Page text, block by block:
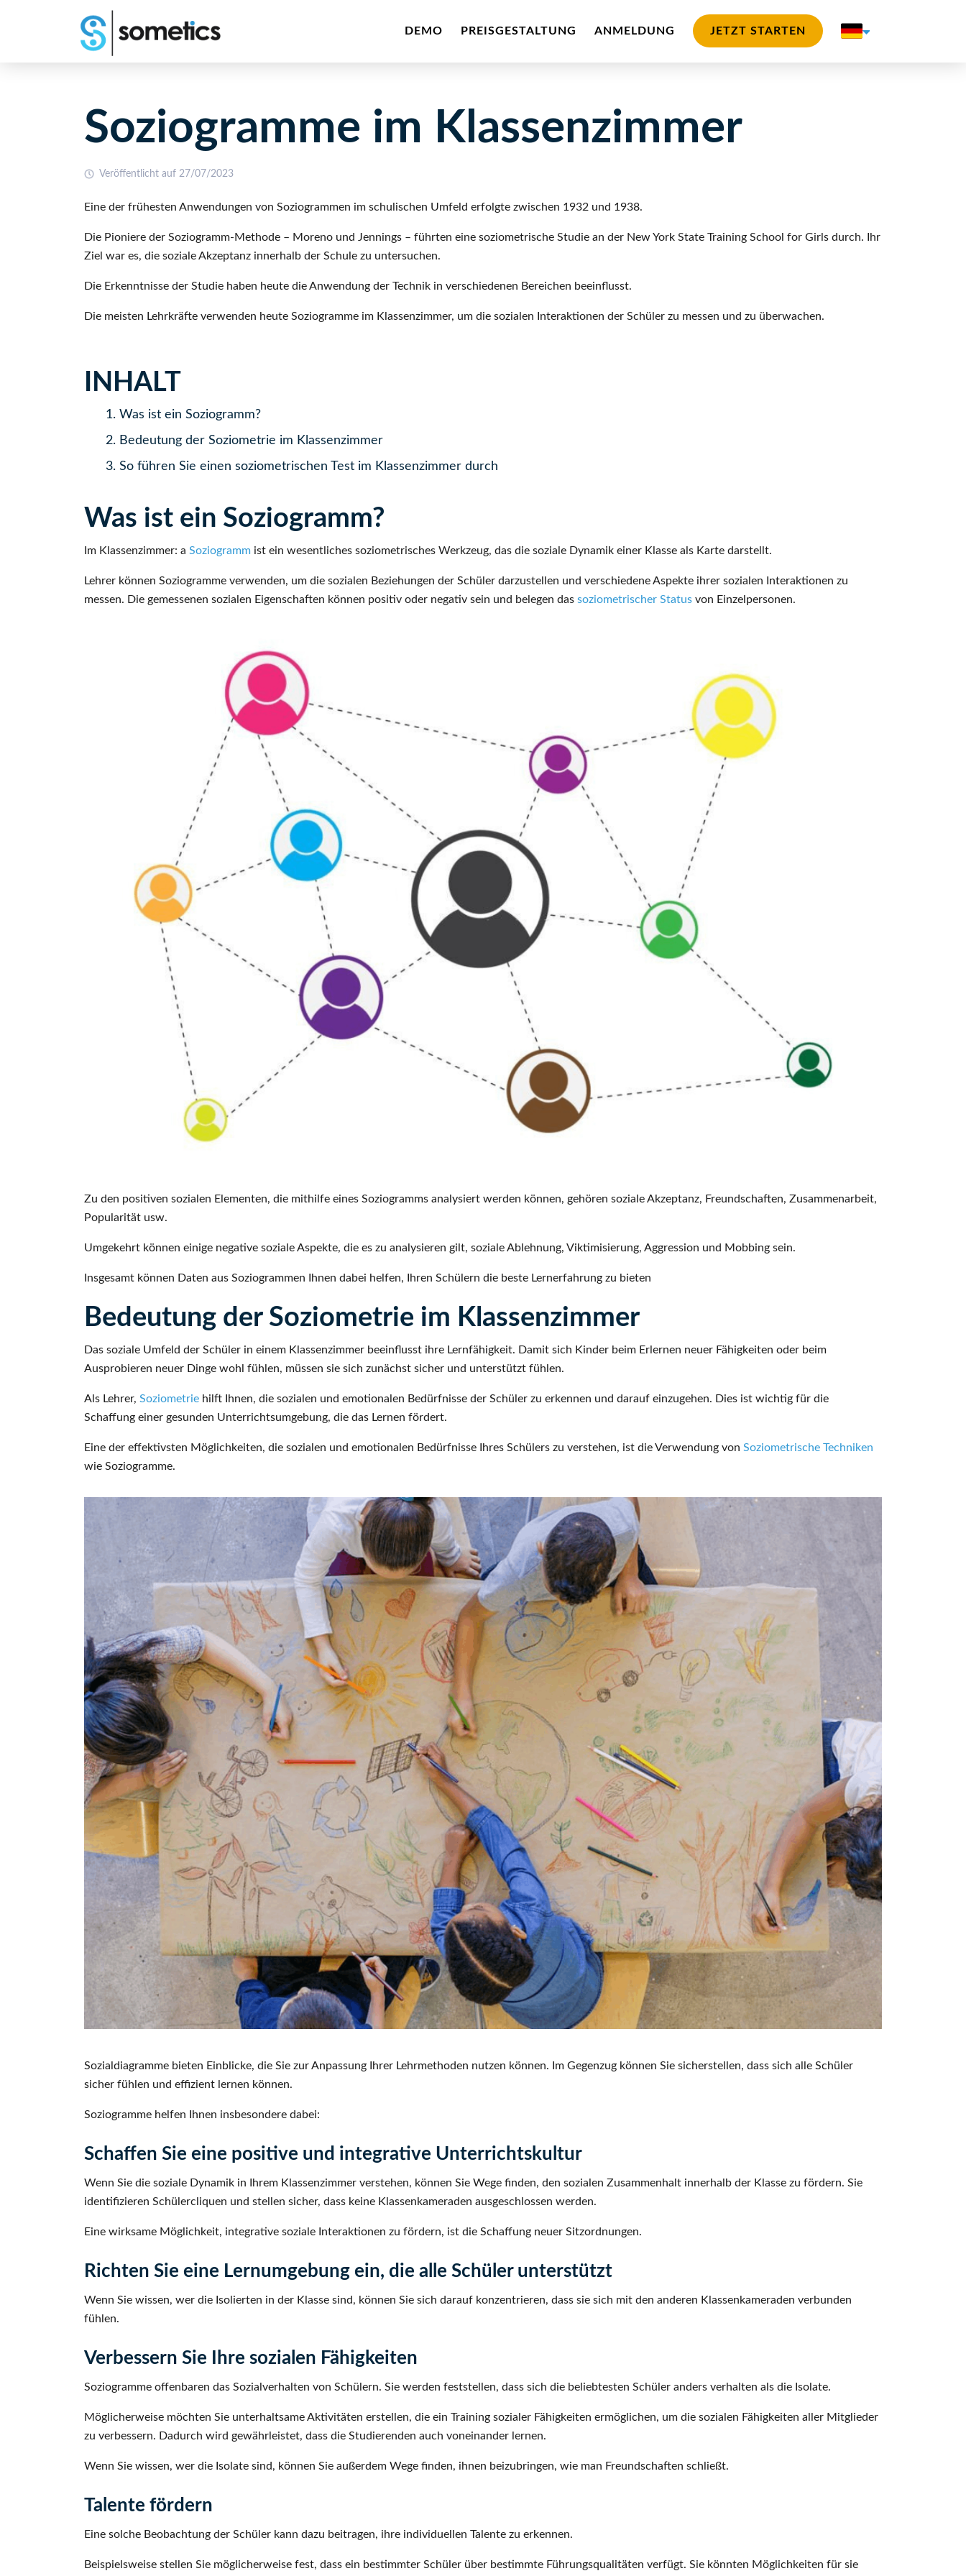
DEMO PREISGESTALTUNG ANMELDUNG JETZT STARTEN
Soziogramme im Klassenzimmer
Veröffentlicht auf 27/07/2023
Eine der frühesten Anwendungen von Soziogrammen im schulischen Umfeld erfolgte zwischen 1932 und 1938.
Die Pioniere der Soziogramm-Methode – Moreno und Jennings – führten eine soziometrische Studie an der New York State Training School for Girls durch. Ihr
Ziel war es, die soziale Akzeptanz innerhalb der Schule zu untersuchen.
Die Erkenntnisse der Studie haben heute die Anwendung der Technik in verschiedenen Bereichen beeinflusst.
Die meisten Lehrkräfte verwenden heute Soziogramme im Klassenzimmer, um die sozialen Interaktionen der Schüler zu messen und zu überwachen.
INHALT
1. Was ist ein Soziogramm?
2. Bedeutung der Soziometrie im Klassenzimmer
3. So führen Sie einen soziometrischen Test im Klassenzimmer durch
Was ist ein Soziogramm?
Im Klassenzimmer: a Soziogramm ist ein wesentliches soziometrisches Werkzeug, das die soziale Dynamik einer Klasse als Karte darstellt.
Lehrer können Soziogramme verwenden, um die sozialen Beziehungen der Schüler darzustellen und verschiedene Aspekte ihrer sozialen Interaktionen zu
messen. Die gemessenen sozialen Eigenschaften können positiv oder negativ sein und belegen das soziometrischer Status von Einzelpersonen.
Zu den positiven sozialen Elementen, die mithilfe eines Soziogramms analysiert werden können, gehören soziale Akzeptanz, Freundschaften, Zusammenarbeit,
Popularität usw.
Umgekehrt können einige negative soziale Aspekte, die es zu analysieren gilt, soziale Ablehnung, Viktimisierung, Aggression und Mobbing sein.
Insgesamt können Daten aus Soziogrammen Ihnen dabei helfen, Ihren Schülern die beste Lernerfahrung zu bieten
Bedeutung der Soziometrie im Klassenzimmer
Das soziale Umfeld der Schüler in einem Klassenzimmer beeinflusst ihre Lernfähigkeit. Damit sich Kinder beim Erlernen neuer Fähigkeiten oder beim
Ausprobieren neuer Dinge wohl fühlen, müssen sie sich zunächst sicher und unterstützt fühlen.
Als Lehrer, Soziometrie hilft Ihnen, die sozialen und emotionalen Bedürfnisse der Schüler zu erkennen und darauf einzugehen. Dies ist wichtig für die
Schaffung einer gesunden Unterrichtsumgebung, die das Lernen fördert.
Eine der effektivsten Möglichkeiten, die sozialen und emotionalen Bedürfnisse Ihres Schülers zu verstehen, ist die Verwendung von Soziometrische Techniken
wie Soziogramme.
Sozialdiagramme bieten Einblicke, die Sie zur Anpassung Ihrer Lehrmethoden nutzen können. Im Gegenzug können Sie sicherstellen, dass sich alle Schüler
sicher fühlen und effizient lernen können.
Soziogramme helfen Ihnen insbesondere dabei:
Schaffen Sie eine positive und integrative Unterrichtskultur
Wenn Sie die soziale Dynamik in Ihrem Klassenzimmer verstehen, können Sie Wege finden, den sozialen Zusammenhalt innerhalb der Klasse zu fördern. Sie
identifizieren Schülercliquen und stellen sicher, dass keine Klassenkameraden ausgeschlossen werden.
Eine wirksame Möglichkeit, integrative soziale Interaktionen zu fördern, ist die Schaffung neuer Sitzordnungen.
Richten Sie eine Lernumgebung ein, die alle Schüler unterstützt
Wenn Sie wissen, wer die Isolierten in der Klasse sind, können Sie sich darauf konzentrieren, dass sie sich mit den anderen Klassenkameraden verbunden
fühlen.
Verbessern Sie Ihre sozialen Fähigkeiten
Soziogramme offenbaren das Sozialverhalten von Schülern. Sie werden feststellen, dass sich die beliebtesten Schüler anders verhalten als die Isolate.
Möglicherweise möchten Sie unterhaltsame Aktivitäten erstellen, die ein Training sozialer Fähigkeiten ermöglichen, um die sozialen Fähigkeiten aller Mitglieder
zu verbessern. Dadurch wird gewährleistet, dass die Studierenden auch voneinander lernen.
Wenn Sie wissen, wer die Isolate sind, können Sie außerdem Wege finden, ihnen beizubringen, wie man Freundschaften schließt.
Talente fördern
Eine solche Beobachtung der Schüler kann dazu beitragen, ihre individuellen Talente zu erkennen.
Beispielsweise stellen Sie möglicherweise fest, dass ein bestimmter Schüler über bestimmte Führungsqualitäten verfügt. Sie könnten Möglichkeiten für sie